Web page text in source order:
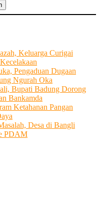
Keluarga Curigai
Pengaduan Dugaan
Ngurah Oka
Bupati Badung Dorong
Bankamda
Ketahanan Pangan
Desa di Bangli
PDAM